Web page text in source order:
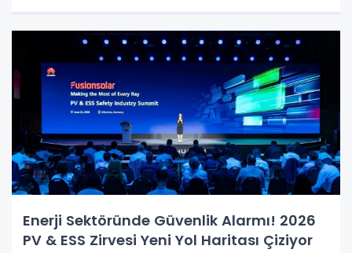
Enerji Sektöründe Güvenlik Alarmı! 2026
PV & ESS Zirvesi Yeni Yol Haritası Çiziyor